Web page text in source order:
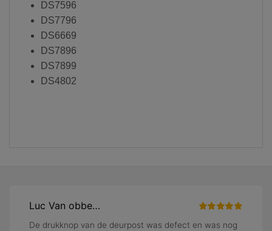
DS7596
DS7796
DS6669
DS7896
DS7899
DS4802